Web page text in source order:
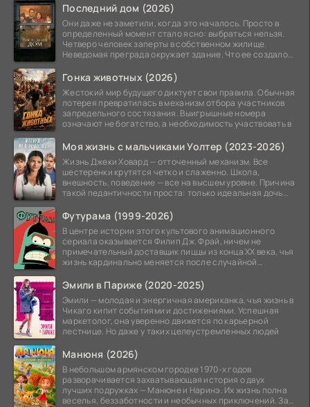
Последний дом (2026)
Они даже не заметили, когда это началось. Просто в
определенный момент стало ясно: выбраться нельзя.
Четверо человек заперты в собственном жилище.
Неведомая преграда окружает здание. Что ее создало
Гонка животных (2026)
Жестокий мир будущего диктует свои правила. Обычная
лотерея превратилась в механизм отбора участников
запредельного состязания. Выигрышные номера
означают не богатство, а необходимость участвовать в
Моя жизнь с мальчиками Уолтер (2023-2026)
Жизнь Джеки Ховард — отточенный механизм. Все
шестеренки крутятся четко и слаженно. Школа,
внешность, поведение — все на высшем уровне. Причина
такой педантичности проста: только идеальная дочь
Футурама (1999-2026)
В центре истории этого культового анимационного
сериала оказывается Филип Дж. Фрай, ничем не
примечательный доставщик пиццы из конца XX века, чья
жизнь кардинально меняется после случайной
Эмили в Париже (2020-2025)
Эмили — молодая и энергичная американка, чья жизнь в
Чикаго кипит событиями и достижениями. Успешная
маркетолог, она уверенно движется по карьерной
лестнице. Но даже у таких целеустремленных людей
Манюня (2026)
В небольшом армянском городке 1970-х годов
разворачивается захватывающая история о двух
лучших подружках — Манюне и Наринэ. Их жизнь полна
веселья, беззаботности и необычных приключений. За